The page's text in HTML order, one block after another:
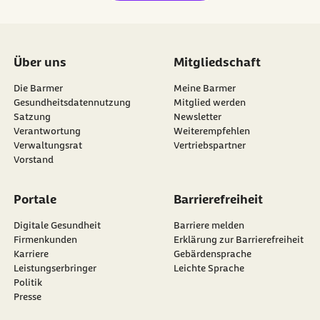
Über uns
Die Barmer
Gesundheitsdatennutzung
Satzung
Verantwortung
Verwaltungsrat
Vorstand
Mitgliedschaft
Meine Barmer
Mitglied werden
Newsletter
externer Link:
Weiterempfehlen
Vertriebspartner
Portale
Digitale Gesundheit
Firmenkunden
Karriere
Leistungserbringer
Politik
Presse
Barrierefreiheit
Barriere melden
Erklärung zur Barrierefreiheit
Gebärdensprache
Leichte Sprache